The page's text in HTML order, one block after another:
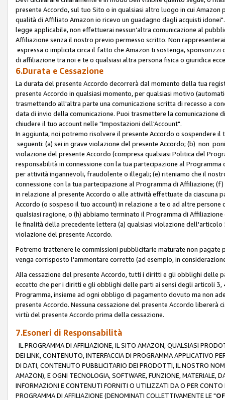
presente Accordo, sul tuo Sito o in qualsiasi altro luogo in cui
qualità di Affiliato Amazon io ricevo un guadagno dagli acquisti
legge applicabile, non effettuerai nessun’altra comunicazione al
Affiliazione senza il nostro previo permesso scritto. Non
espressa o implicita circa il fatto che Amazon ti sostenga,
di affiliazione tra noi e te o qualsiasi altra persona fisica o giuridica
6.Durata e Cessazione
La durata del presente Accordo decorrerà dal momento della tua
presente Accordo in qualsiasi momento, per qualsiasi motivo
trasmettendo all'altra parte una comunicazione scritta di recesso a
data di invio della comunicazione. Puoi trasmettere la
chiudere il tuo account nelle "Impostazioni dell'Account".
In aggiunta, noi potremo risolvere il presente Accordo o sospendere
seguenti: (a) sei in grave violazione del presente Accordo; (b) non
violazione del presente Accordo (compresa qualsiasi Politica del
responsabilità in connessione con la tua partecipazione al
per attività ingannevoli, fraudolente o illegali; (e) riteniamo che il
connessione con la tua partecipazione al Programma di Affiliazione;
in relazione al presente Accordo o alle attività effettuate da ciascuna
Accordo (o sospeso il tuo account) in relazione a te o ad altre
qualsiasi ragione, o (h) abbiamo terminato il Programma di
le finalità della precedente lettera (a) qualsiasi violazione
violazione del presente Accordo.
Potremo trattenere le commissioni pubblicitarie maturate non
venga corrisposto l'ammontare corretto (ad esempio, in
Alla cessazione del presente Accordo, tutti i diritti e gli obblighi delle
eccetto che per i diritti e gli obblighi delle parti ai sensi degli articoli
Programma, insieme ad ogni obbligo di pagamento dovuto ma non
presente Accordo. Nessuna cessazione del presente Accordo
virtù del presente Accordo prima della cessazione.
7.Esoneri di Responsabilità
IL PROGRAMMA DI AFFILIAZIONE, IL SITO AMAZON, QUALSIASI
DEI LINK, CONTENUTO, INTERFACCIA DI PROGRAMMA APPLICATIVO
DI DATI, CONTENUTO PUBBLICITARIO DEI PRODOTTI, IL NOSTRO
AMAZON), E OGNI TECNOLOGIA, SOFTWARE, FUNZIONE, MATERIALE,
INFORMAZIONI E CONTENUTI FORNITI O UTILIZZATI DA O PER
PROGRAMMA DI AFFILIAZIONE (DENOMINATI COLLETTIVAMENTE LE "